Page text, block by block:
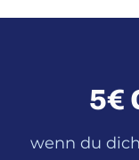
5€
wenn du